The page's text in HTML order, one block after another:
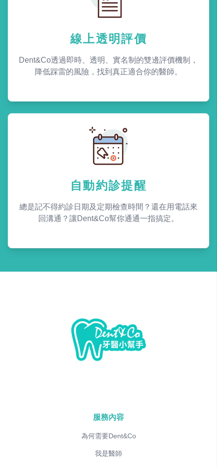
線上透明評價
Dent&Co透過即時、透明、實名制的雙邊評價機制，
降低踩雷的風險，找到真正適合你的醫師。
自動約診提醒
總是記不得約診日期及定期檢查時間？還在用電話來
回溝通？讓Dent&Co幫你通通一指搞定。
服務內容
為何需要Dent&Co
我是醫師